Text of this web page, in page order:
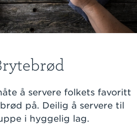
å servere folkets favoritt
på. Deilig å servere til
i hyggelig lag.